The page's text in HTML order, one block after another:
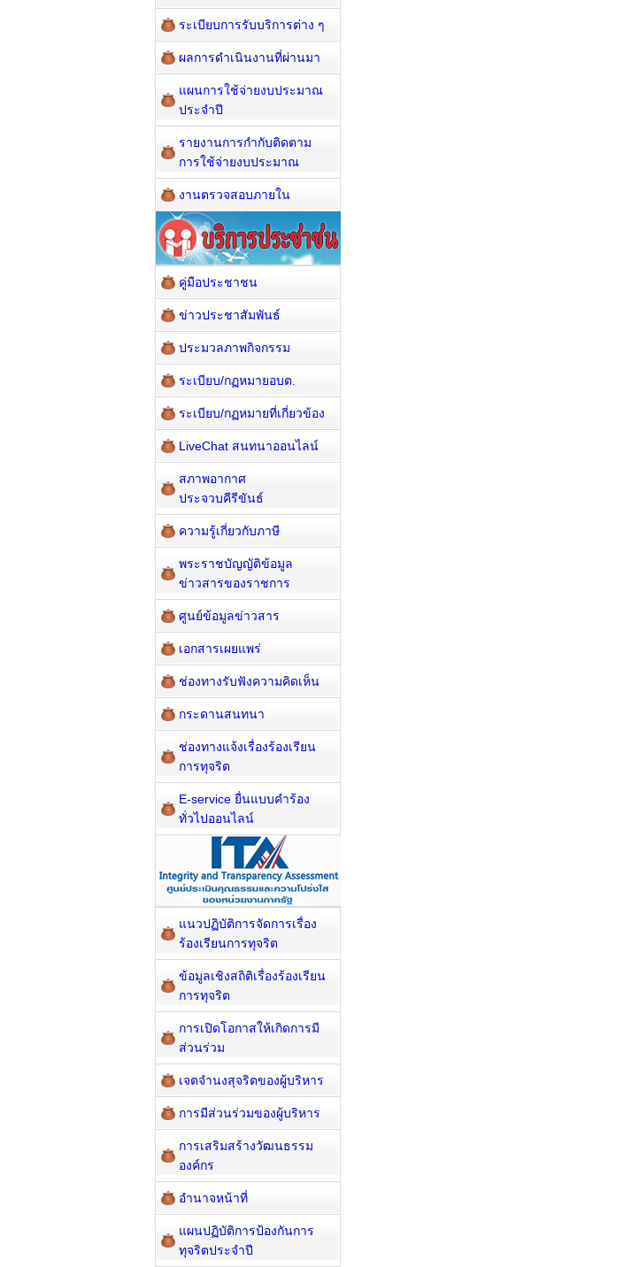
ระเบียบการรับบริการต่าง ๆ
ผลการดำเนินงานที่ผ่านมา
แผนการใช้จ่ายงบประมาณ
ประจำปี
รายงานการกำกับติดตาม
การใช้จ่ายงบประมาณ
งานตรวจสอบภายใน
คู่มือประชาชน
ข่าวประชาสัมพันธ์
ประมวลภาพกิจกรรม
ระเบียบ/กฏหมายอบต.
ระเบียบ/กฏหมายที่เกี่ยวข้อง
LiveChat สนทนาออนไลน์
สภาพอากาศ
ประจวบคีรีขันธ์
ความรู้เกี่ยวกับภาษี
พระราชบัญญัติข้อมูล
ข่าวสารของราชการ
ศูนย์ข้อมูลข่าวสาร
เอกสารเผยแพร่
ช่องทางรับฟังความคิดเห็น
กระดานสนทนา
ช่องทางแจ้งเรื่องร้องเรียน
การทุจริต
E-service ยื่นแบบคำร้อง
ทั่วไปออนไลน์
แนวปฏิบัติการจัดการเรื่อง
ร้องเรียนการทุจริต
ข้อมูลเชิงสถิติเรื่องร้องเรียน
การทุจริต
การเปิดโอกาสให้เกิดการมี
ส่วนร่วม
เจตจำนงสุจริตของผู้บริหาร
การมีส่วนร่วมของผู้บริหาร
การเสริมสร้างวัฒนธรรม
องค์กร
อำนาจหน้าที่
แผนปฏิบัติการป้องกันการ
ทุจริตประจำปี